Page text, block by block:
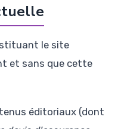
le site
et sans que cette
éditoriaux (dont